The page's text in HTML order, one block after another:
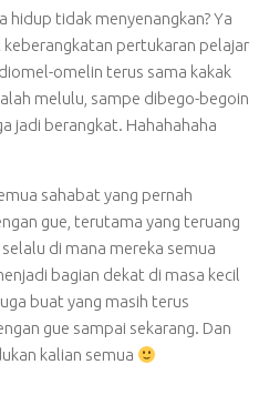
hidup tidak menyenangkan? Ya
pertukaran pelajar
omelin terus sama kakak
melulu, sampe dibego-begoin
jadi berangkat. Hahahahaha
sahabat yang pernah
gue, terutama yang teruang
di mana mereka semua
bagian dekat di masa kecil
buat yang masih terus
gue sampai sekarang. Dan
kalian semua